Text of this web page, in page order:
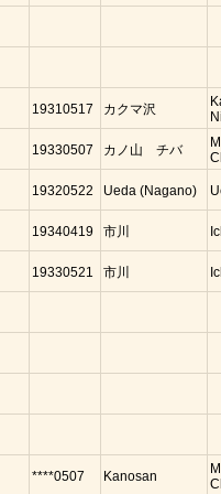
19310517 カクマ沢
19330507 カノ山 チバ
19320522 Ueda (Nagano)
19340419 市川
19330521 市川
****0507 Kanosan